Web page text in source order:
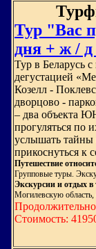
Тур "Вас
дня + ж /
Тур в Беларусь
дегустацией
Козелл -
дворцово -
– два объекта
прогуляться по
услышать тайны
прикоснуться к
Путешествие
Групповые туры.
Экскурсии и отдых в
Могилевскую
Стоимость: